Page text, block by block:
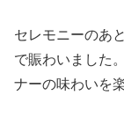
セレモニーのあ
で賑わいました
ナーの味わいを